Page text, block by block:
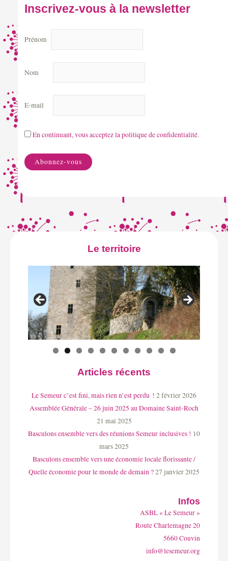
Inscrivez-vous à la newsletter
Prénom
Nom
E-mail
En continuant, vous acceptez la politique de confidentialité.
Le territoire
Articles récents
Le Semeur c’est fini, mais rien n’est perdu ! 2 février 2026
Assemblée Générale – 26 juin 2025 au Domaine Saint-Roch
21 mai 2025
Basculons ensemble vers des réunions Semeur inclusives ! 10
mars 2025
Basculons ensemble vers une économie locale florissante /
Quelle économie pour le monde de demain ?27 janvier 2025
Infos
ASBL « Le Semeur »
Route Charlemagne 20
5660 Couvin
info@lesemeur.org